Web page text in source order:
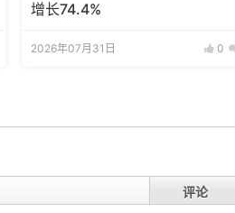
增长74.4%
2026年07月31日 0
评论